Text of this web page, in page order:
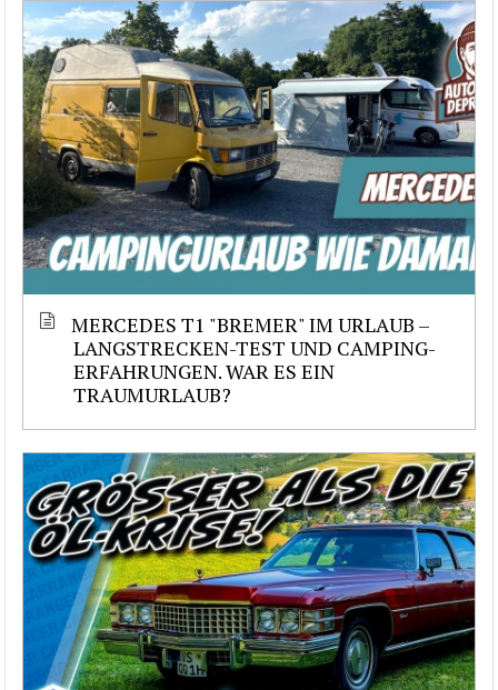
MERCEDES T1 "BREMER" IM URLAUB –
LANGSTRECKEN-TEST UND CAMPING-
ERFAHRUNGEN. WAR ES EIN
TRAUMURLAUB?